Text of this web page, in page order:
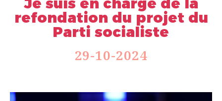
refondation du projet du
Parti socialiste
29-10-2024